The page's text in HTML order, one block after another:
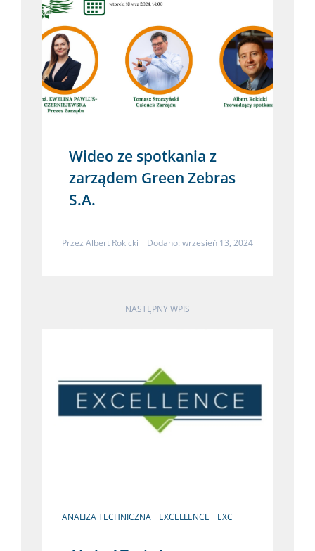
Wideo ze spotkania z
zarządem Green Zebras
S.A.
Przez Albert Rokicki Dodano: wrzesień 13, 2024
NASTĘPNY WPIS
ANALIZA TECHNICZNA EXCELLENCE EXC